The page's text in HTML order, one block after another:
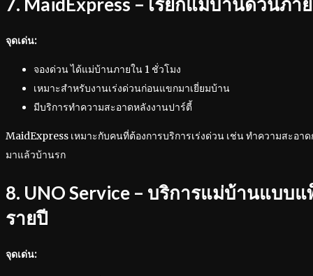
จุดเด่น:
จองด่วน ได้แม่บ้านภายใน 1 ชั่วโมง
เหมาะสำหรับงานเร่งด่วนก่อนแขกมาเยี่ยมบ้าน
มีบริการทำความสะอาดหลังงานปาร์ตี้
MaidExpress เหมาะกับคนที่ต้องการบริการเร่งด่วน เช่น ทำความสะอา
มาแล้วบ้านรก
8. UNO Service – บริการแม่บ้านแบบแ
รายปี
จุดเด่น: